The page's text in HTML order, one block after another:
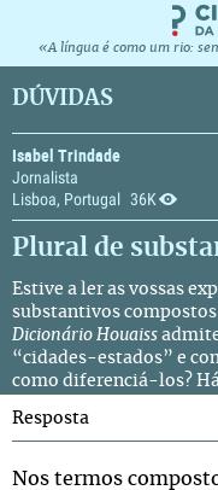
«A língua é como um rio:
DÚVIDAS
Isabel Trindade
Jornalista
Lisboa, Portugal 36K
Plural de
Estive a ler as vossas
substantivos compostos
Dicionário Houaiss
“cidades-estados” e
como diferenciá-los?
Resposta
Nos termos